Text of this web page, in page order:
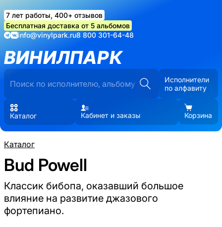
7 лет работы, 400+ отзывов
Бесплатная доставка от 5 альбомов
info@vinylpark.ru8 800 301-64-48
ВИНИЛПАРК
Исполнители
по алфавиту
Каталог Кабинет и заказы Корзина
Каталог
Bud Powell
Классик бибопа, оказавший большое
влияние на развитие джазового
фортепиано.